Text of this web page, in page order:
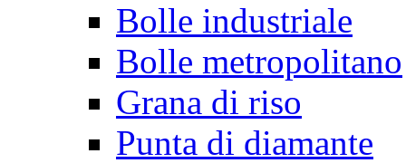
Bolle industriale
Bolle metropolitano
Grana di riso
Punta di diamante